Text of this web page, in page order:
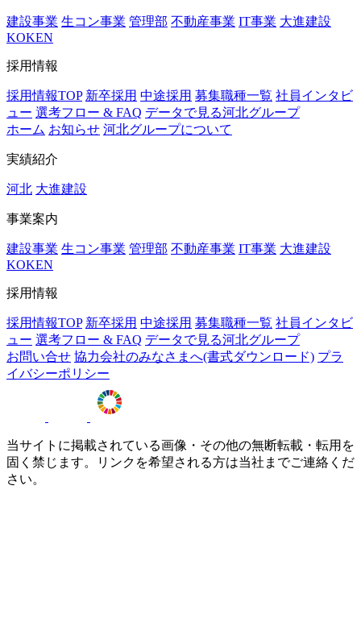
建設事業 生コン事業 管理部 不動産事業 IT事業 大進建設
KOKEN
採用情報
採用情報TOP 新卒採用 中途採用 募集職種一覧 社員インタビ
ュー 選考フロー & FAQ データで見る河北グループ
ホーム お知らせ 河北グループについて
実績紹介
河北 大進建設
事業案内
建設事業 生コン事業 管理部 不動産事業 IT事業 大進建設
KOKEN
採用情報
採用情報TOP 新卒採用 中途採用 募集職種一覧 社員インタビ
ュー 選考フロー & FAQ データで見る河北グループ
お問い合せ 協力会社のみなさまへ(書式ダウンロード) プラ
イバシーポリシー
当サイトに掲載されている画像・その他の無断転載・転用を
固く禁じます。リンクを希望される方は当社までご連絡くだ
さい。